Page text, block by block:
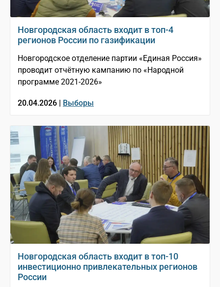
Новгородская область входит в топ-4
регионов России по газификации
Новгородское отделение партии «Единая Россия»
проводит отчётную кампанию по «Народной
программе 2021-2026»
20.04.2026 | Выборы
Новгородская область входит в топ-10
инвестиционно привлекательных регионов
России